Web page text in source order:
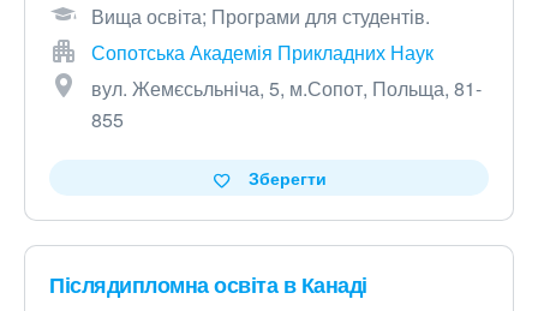
Вища освіта; Програми для студентів.
Сопотська Академія Прикладних Наук
вул. Жемєсьльніча, 5, м.Сопот, Польща, 81-
855
Зберегти
Післядипломна освіта в Канаді